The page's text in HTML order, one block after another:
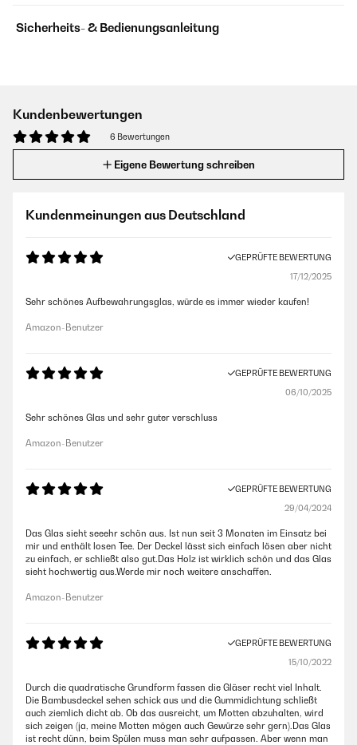
Sicherheits- & Bedienungsanleitung
Kundenbewertungen
6 Bewertungen
Eigene Bewertung schreiben
Kundenmeinungen aus Deutschland
GEPRÜFTE BEWERTUNG
17/12/2025
Sehr schönes Aufbewahrungsglas, würde es immer wieder kaufen!
Amazon-Benutzer
GEPRÜFTE BEWERTUNG
06/10/2025
Sehr schönes Glas und sehr guter verschluss
Amazon-Benutzer
GEPRÜFTE BEWERTUNG
29/04/2024
Das Glas sieht seeehr schön aus. Ist nun seit 3 Monaten im Einsatz bei
mir und enthält losen Tee. Der Deckel lässt sich einfach lösen aber nicht
zu einfach, er schließt also gut.Das Holz ist wirklich schön und das Glas
sieht hochwertig aus.Werde mir noch weitere anschaffen.
Amazon-Benutzer
GEPRÜFTE BEWERTUNG
15/10/2022
Durch die quadratische Grundform fassen die Gläser recht viel Inhalt.
Die Bambusdeckel sehen schick aus und die Gummidichtung schließt
auch ziemlich dicht ab. Ob das ausreicht, um Motten abzuhalten, wird
sich zeigen (ja, meine Motten mögen auch Gewürze sehr gern).Das Glas
ist recht dünn, beim Spülen muss man sehr aufpassen. Aber wenn man